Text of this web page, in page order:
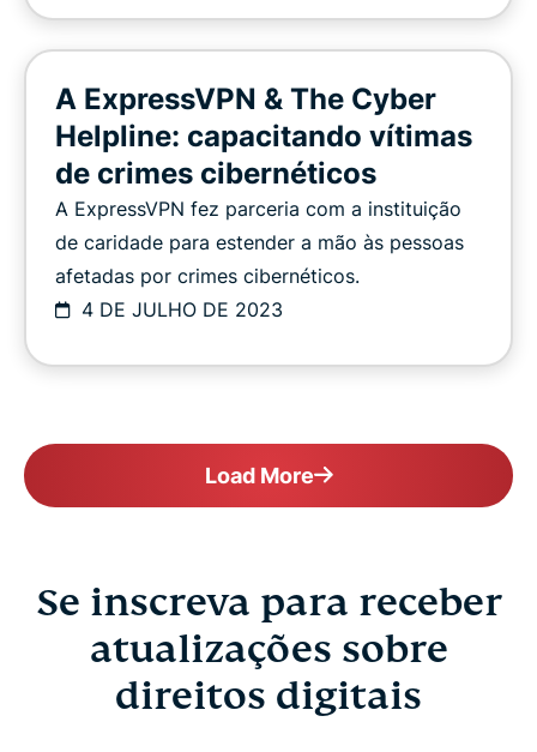
A ExpressVPN & The Cyber
Helpline: capacitando vítimas
de crimes cibernéticos
A ExpressVPN fez parceria com a instituição
de caridade para estender a mão às pessoas
afetadas por crimes cibernéticos.
4 DE JULHO DE 2023
Load More
Se inscreva para receber
atualizações sobre
direitos digitais